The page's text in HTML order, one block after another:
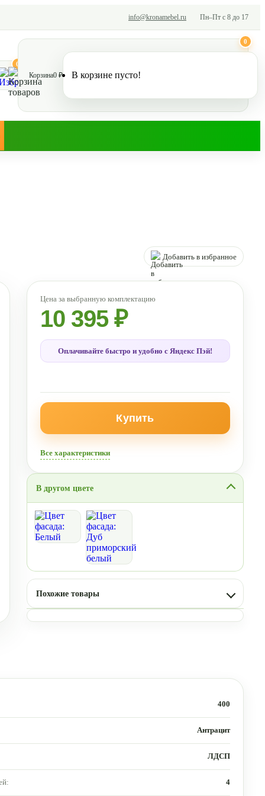
info@kronamebel.ru Пн–Пт с 8 до 17
0
Корзина
0
0 ₽ В корзине пусто!
Добавить в избранное
10 395 ₽
Оплачивайте быстро и удобно с Яндекс Пэй!
Купить
Все характеристики
В другом цвете
Похожие товары
400
Антрацит
ЛДСП
4